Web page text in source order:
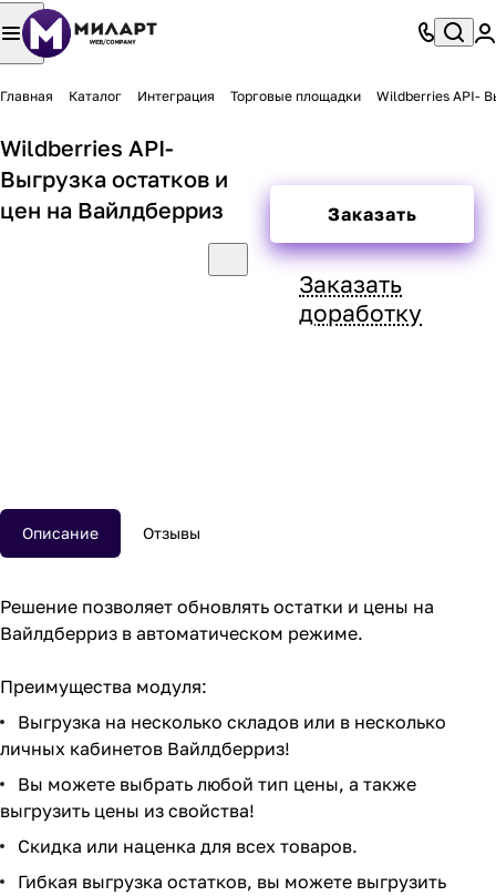
Главная Каталог Интеграция Торговые площадки Wildberries API-
Wildberries API-
Выгрузка остатков и
цен на Вайлдберриз
Заказать
Заказать
доработку
Описание Отзывы
Решение позволяет обновлять остатки и цены на
Вайлдберриз в автоматическом режиме.
Преимущества модуля:
Выгрузка на несколько складов или в несколько
личных кабинетов Вайлдберриз!
Вы можете выбрать любой тип цены, а также
выгрузить цены из свойства!
Скидка или наценка для всех товаров.
Гибкая выгрузка остатков, вы можете выгрузить